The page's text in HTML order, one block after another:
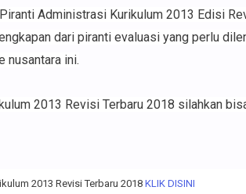
Administrasi Kurikulum 2013 Edisi
dari piranti evaluasi yang perlu
nusantara ini.
2013 Revisi Terbaru 2018 silahkan
2013 Revisi Terbaru 2018KLIK DISINI